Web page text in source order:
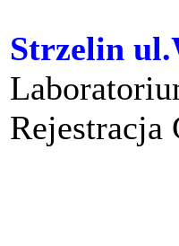
Strzelin
Rejestracja